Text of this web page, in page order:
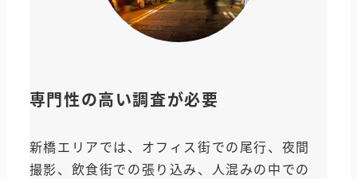
専門性の高い調査が必要
新橋エリアでは、オフィス街での尾行、夜間
撮影、飲食街での張り込み、人混みの中での